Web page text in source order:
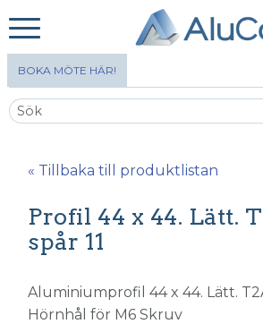
BOKA MÖTE HÄR!
« Tillbaka till produktlistan
Profil 44 x 44. Lätt.
spår 11
Aluminiumprofil 44 x 44. Lätt.
Hörnhål för M6 Skruv